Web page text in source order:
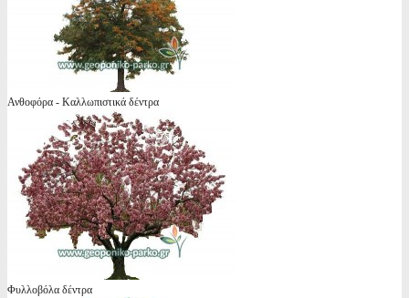
Ανθοφόρα - Καλλωπιστικά δέντρα
Φυλλοβόλα δέντρα